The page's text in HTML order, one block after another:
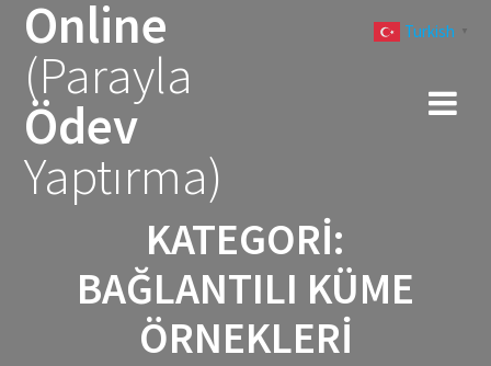
Online
(Parayla
Ödev
Yaptırma)
KATEGORI:
BAĞLANTILI KÜME
ÖRNEKLERI
Turkish ▼